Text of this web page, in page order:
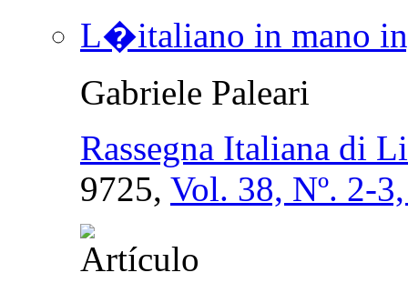
L�italiano in mano
Gabriele Paleari
Rassegna Italiana di
9725, Vol. 38, Nº. 2-